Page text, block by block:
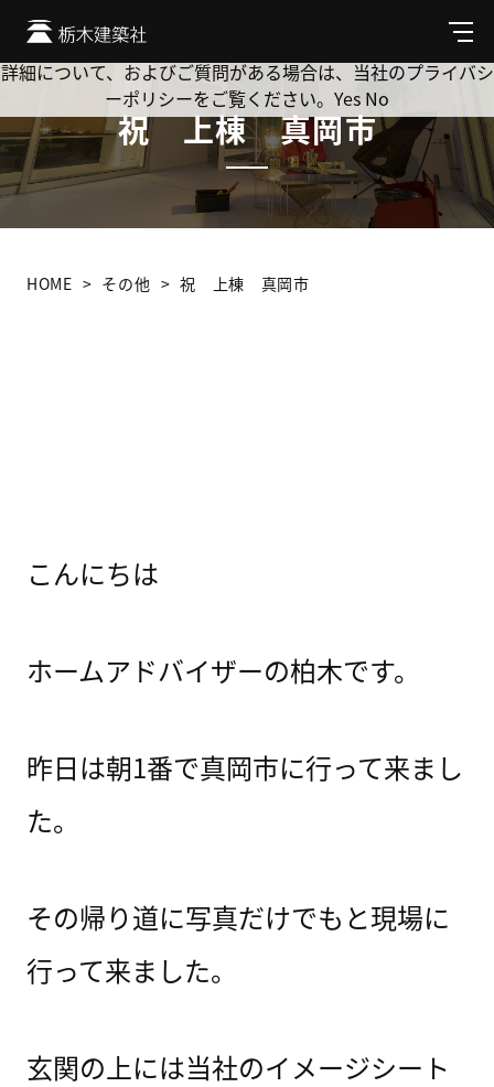
メ
ニ
ュ
祝 上棟 真岡市
HOME その他 祝 上棟 真岡市
こんにちは
ホームアドバイザーの柏木です。
昨日は朝1番で真岡市に行って来まし
た。
その帰り道に写真だけでもと現場に
行って来ました。
玄関の上には当社のイメージシート
Cookie を使用して、お客様の活動を追跡してもよろしいです
か? 当社ではお客様のプライバシーを極めて重視しています。
詳細について、およびご質問がある場合は、当社のプライバシ
ーポリシーをご覧ください。 Yes No